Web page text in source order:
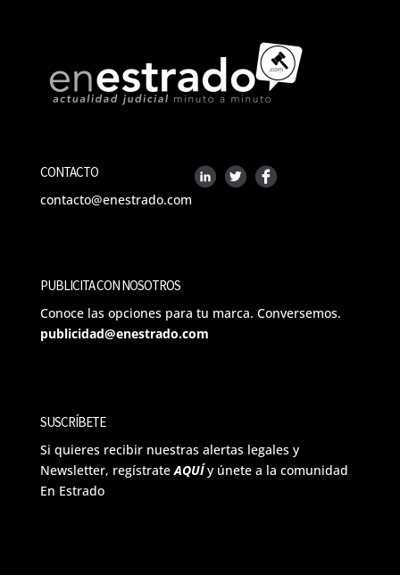
CONTACTO
contacto@enestrado.com
PUBLICITA CON NOSOTROS
Conoce las opciones para tu marca. Conversemos.
publicidad@enestrado.com
SUSCRÍBETE
Si quieres recibir nuestras alertas legales y
Newsletter, regístrateAQUÍ y únete a la comunidad
En Estrado